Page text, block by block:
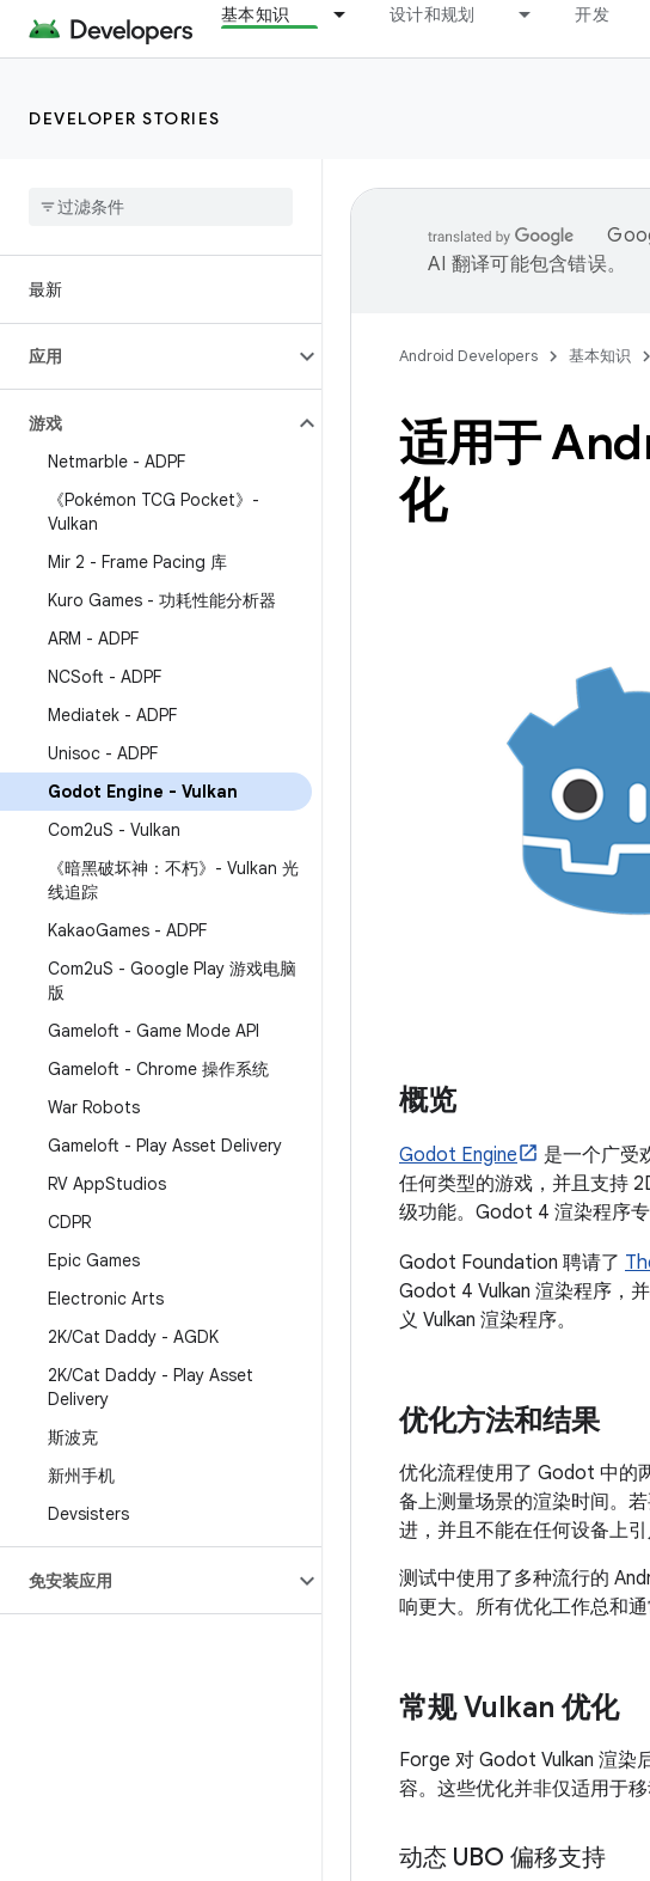
基本知识 设计和规划 开发
DEVELOPER STORIES
最新
应用
游戏
Netmarble - ADPF
《Pokémon TCG Pocket》-
Vulkan
Mir 2 - Frame Pacing 库
Kuro Games - 功耗性能分析器
ARM - ADPF
NCSoft - ADPF
Mediatek - ADPF
Unisoc - ADPF
Godot Engine - Vulkan
Com2uS - Vulkan
《暗黑破坏神：不朽》- Vulkan 光
线追踪
KakaoGames - ADPF
Com2uS - Google Play 游戏电脑
版
Gameloft - Game Mode API
Gameloft - Chrome 操作系统
War Robots
Gameloft - Play Asset Delivery
RV AppStudios
CDPR
Epic Games
Electronic Arts
2K/Cat Daddy - AGDK
2K/Cat Daddy - Play Asset
Delivery
斯波克
新州手机
Devsisters
免安装应用
AI 翻译可能包含错误。
Android Developers 基本知识
适用于
化
概览
Godot Engine
是一个广受
任何类型的游戏，并且支持
级功能。Godot 4 渲染程序专
Godot Foundation 聘请了
Godot 4 Vulkan 渲染程序，
义 Vulkan 渲染程序。
优化方法和结果
优化流程使用了 Godot 中的
备上测量场景的渲染时间。
进，并且不能在任何设备上引
测试中使用了多种流行的
响更大。所有优化工作总和
常规 Vulkan 优化
Forge 对 Godot Vulkan 渲染
容。这些优化并非仅适用于
动态 UBO 偏移支持